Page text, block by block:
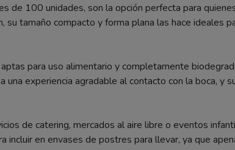
de 100 unidades, son la opción perfecta para
tamaño compacto y forma plana las hace ideales
para uso alimentario y completamente
experiencia agradable al contacto con la boca,
de catering, mercados al aire libre o eventos
en envases de postres para llevar, ya que